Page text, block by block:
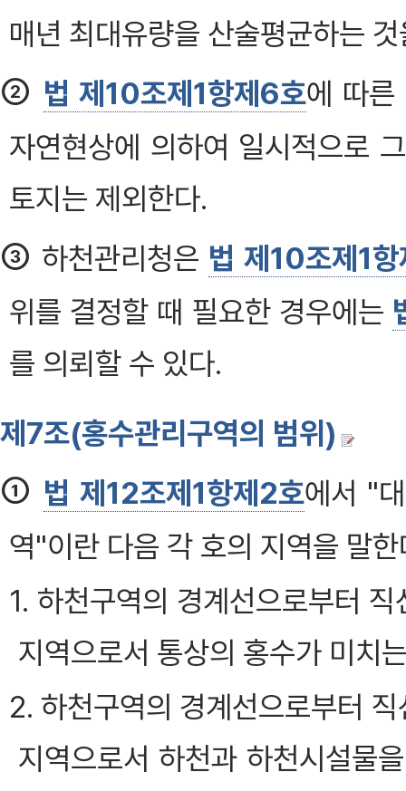
매년 최대유량을 산술평균하는
② 법 제10조제1항제6호에 따른
자연현상에 의하여 일시적으로
토지는 제외한다.
③ 하천관리청은 법 제10조제1
위를 결정할 때 필요한 경우에는
를 의뢰할 수 있다.
제7조(홍수관리구역의 범위)
① 법 제12조제1항제2호에서 "
역"이란 다음 각 호의 지역을 말
1. 하천구역의 경계선으로부터
지역으로서 통상의 홍수가 미치
2. 하천구역의 경계선으로부터
지역으로서 하천과 하천시설물